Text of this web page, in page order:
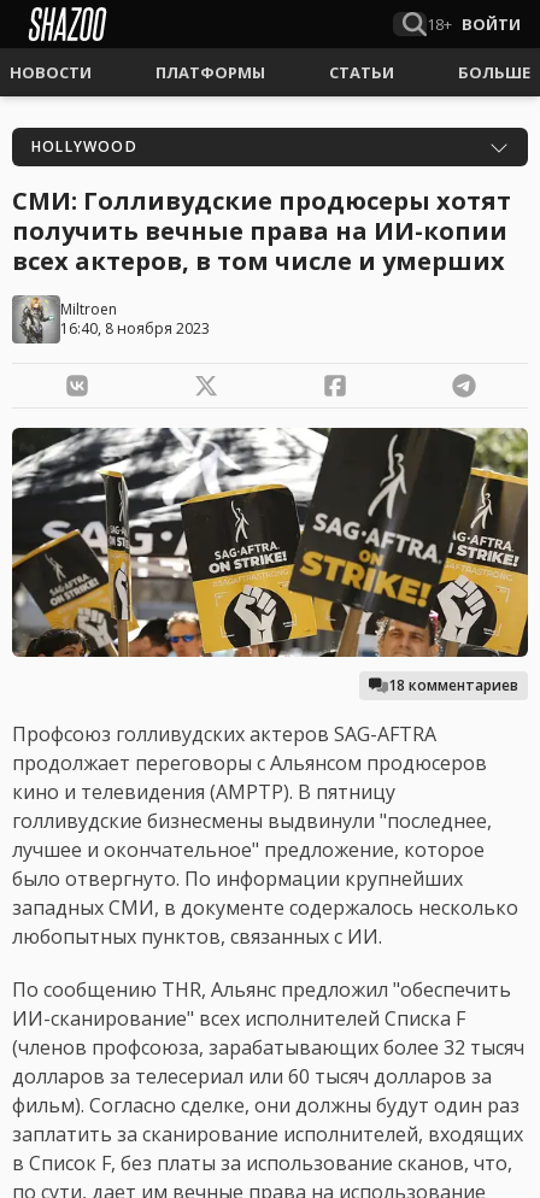
18+ ВОЙТИ
НОВОСТИ ПЛАТФОРМЫ СТАТЬИ БОЛЬШЕ
HOLLYWOOD
СМИ: Голливудские продюсеры хотят
получить вечные права на ИИ-копии
всех актеров, в том числе и умерших
Miltroen
16:40, 8 ноября 2023
18 комментариев
Профсоюз голливудских актеров SAG-AFTRA
продолжает переговоры с Альянсом продюсеров
кино и телевидения (AMPTP). В пятницу
голливудские бизнесмены выдвинули "последнее,
лучшее и окончательное" предложение, которое
было отвергнуто. По информации крупнейших
западных СМИ, в документе содержалось несколько
любопытных пунктов, связанных с ИИ.
По сообщению THR, Альянс предложил "обеспечить
ИИ-сканирование" всех исполнителей Списка F
(членов профсоюза, зарабатывающих более 32 тысяч
долларов за телесериал или 60 тысяч долларов за
фильм). Согласно сделке, они должны будут один раз
заплатить за сканирование исполнителей, входящих
в Список F, без платы за использование сканов, что,
по сути, дает им вечные права на использование